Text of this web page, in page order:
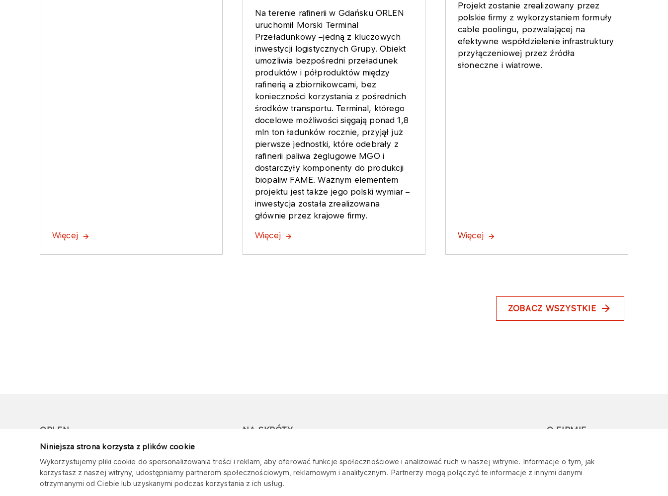
Niniejsza strona korzysta z plików cookie
Wykorzystujemy pliki cookie do spersonalizowania treści i reklam, aby oferować funkcje społecznościowe i analizować ruch w naszej witrynie. Informacje o tym, jak
korzystasz z naszej witryny, udostępniamy partnerom społecznościowym, reklamowym i analitycznym. Partnerzy mogą połączyć te informacje z innymi danymi
otrzymanymi od Ciebie lub uzyskanymi podczas korzystania z ich usług.
Więcej
Na terenie rafinerii w Gdańsku ORLEN
uruchomił Morski Terminal
Przeładunkowy –jedną z kluczowych
inwestycji logistycznych Grupy. Obiekt
umożliwia bezpośredni przeładunek
produktów i półproduktów między
rafinerią a zbiornikowcami, bez
konieczności korzystania z pośrednich
środków transportu. Terminal, którego
docelowe możliwości sięgają ponad 1,8
mln ton ładunków rocznie, przyjął już
pierwsze jednostki, które odebrały z
rafinerii paliwa żeglugowe MGO i
dostarczyły komponenty do produkcji
biopaliw FAME. Ważnym elementem
projektu jest także jego polski wymiar –
inwestycja została zrealizowana
głównie przez krajowe firmy.
Więcej
Projekt zostanie zrealizowany przez
polskie firmy z wykorzystaniem formuły
cable poolingu, pozwalającej na
efektywne współdzielenie infrastruktury
przyłączeniowej przez źródła
słoneczne i wiatrowe.
Więcej
ZOBACZ WSZYSTKIE
ORLEN
Copyright © 1996-2026
Wszystkie prawa zastrzeżone
NA SKRÓTY
oszustwami
Mapa stacji
Dotacje
reklamację
O FIRMIE
Wymagania